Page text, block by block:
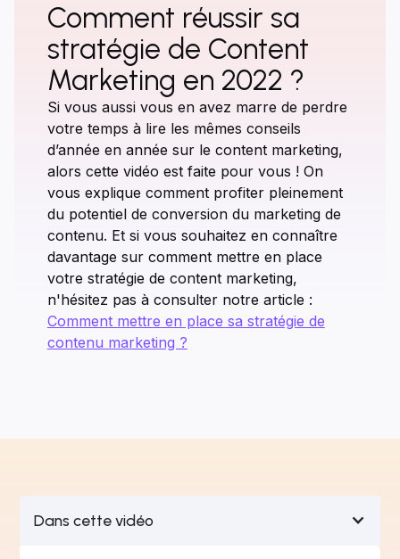
Comment réussir sa
stratégie de Content
Marketing en 2022 ?
Si vous aussi vous en avez marre de perdre
votre temps à lire les mêmes conseils
d’année en année sur le content marketing,
alors cette vidéo est faite pour vous ! On
vous explique comment profiter pleinement
du potentiel de conversion du marketing de
contenu. Et si vous souhaitez en connaître
davantage sur comment mettre en place
votre stratégie de content marketing,
n'hésitez pas à consulter notre article :
Comment mettre en place sa stratégie de
contenu marketing ?
Dans cette vidéo